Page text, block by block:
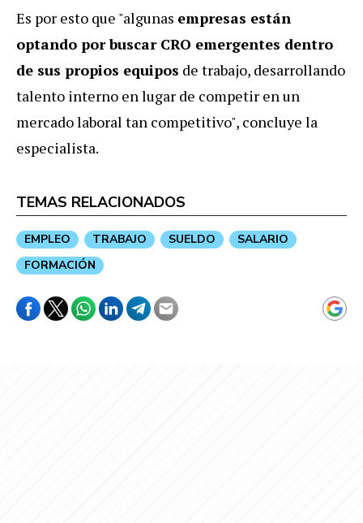
Es por esto que "algunas empresas están
optando por buscar CRO emergentes dentro
de sus propios equipos de trabajo, desarrollando
talento interno en lugar de competir en un
mercado laboral tan competitivo", concluye la
especialista.
TEMAS RELACIONADOS
EMPLEO TRABAJO SUELDO
SALARIO
FORMACIÓN